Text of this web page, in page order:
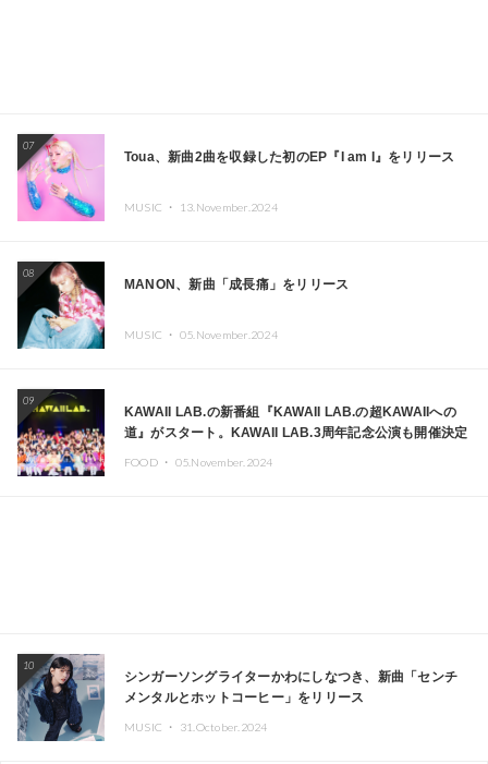
07
Toua、新曲2曲を収録した初のEP『I am I』をリリース
MUSIC ・ 13.November.2024
08
MANON、新曲「成長痛」をリリース
MUSIC ・ 05.November.2024
09
KAWAII LAB.の新番組『KAWAII LAB.の超KAWAIIへの
道』がスタート。KAWAII LAB.3周年記念公演も開催決定
FOOD ・ 05.November.2024
10
シンガーソングライターかわにしなつき、新曲「センチ
メンタルとホットコーヒー」をリリース
MUSIC ・ 31.October.2024